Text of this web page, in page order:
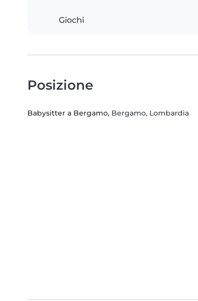
Giochi
Posizione
Babysitter a Bergamo, Bergamo, Lombardia